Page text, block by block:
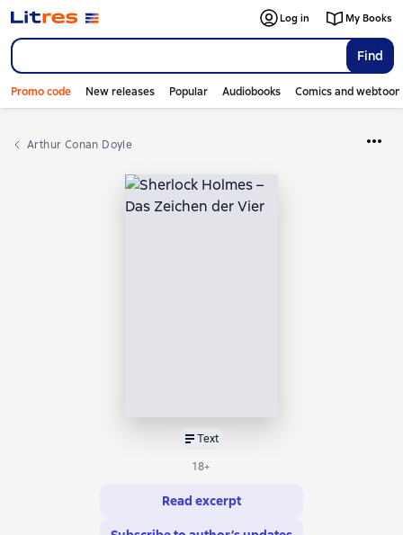
Find
Log in My Books
Promo code New releases Popular Audiobooks Comics and
Arthur Conan Doyle
Text
18+
Read excerpt